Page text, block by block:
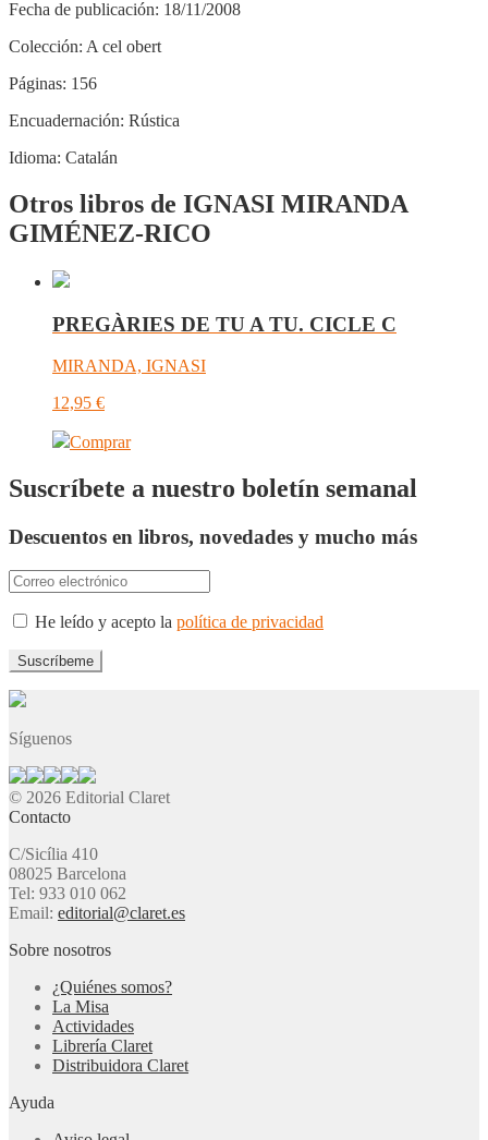
Fecha de publicación: 18/11/2008
Colección: A cel obert
Páginas: 156
Encuadernación: Rústica
Idioma: Catalán
Otros libros de IGNASI MIRANDA
GIMÉNEZ-RICO
PREGÀRIES DE TU A TU. CICLE C
MIRANDA, IGNASI
12,95 €
Comprar
Suscríbete a nuestro boletín semanal
Descuentos en libros, novedades y mucho más
He leído y acepto la política de privacidad
Síguenos
© 2026 Editorial Claret
Contacto
C/Sicília 410
08025 Barcelona
Tel: 933 010 062
Email: editorial@claret.es
Sobre nosotros
¿Quiénes somos?
La Misa
Actividades
Librería Claret
Distribuidora Claret
Ayuda